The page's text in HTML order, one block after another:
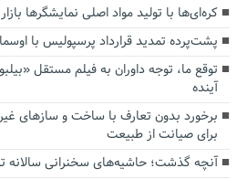
کره‌ای‌ها با تولید مواد اصلی نمایشگرها
پشت‌پرده تمدید قرارداد پرسپولیس با
توقع ما، توجه داوران به فیلم مستقل
آینده
برخورد بدون تعارف با ساخت‌ و سازهای
برای صیانت از طبیعت
آنچه گذشت؛ حاشیه‌های سخنرانی سالانه